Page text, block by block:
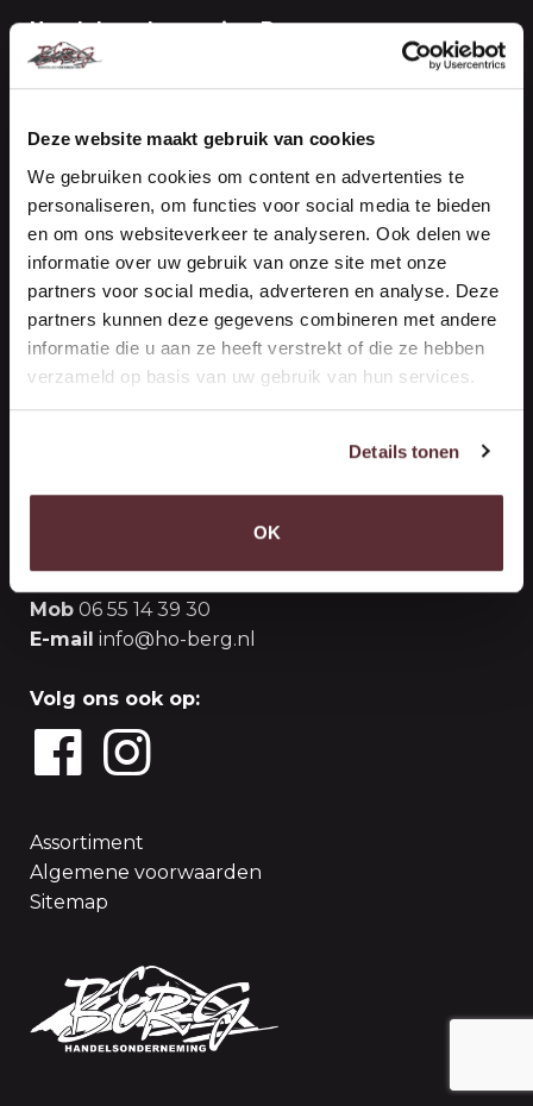
Deze website maakt gebruik van cookies
We gebruiken cookies om content en advertenties te
personaliseren, om functies voor social media te bieden
en om ons websiteverkeer te analyseren. Ook delen we
informatie over uw gebruik van onze site met onze
partners voor social media, adverteren en analyse. Deze
partners kunnen deze gegevens combineren met andere
informatie die u aan ze heeft verstrekt of die ze hebben
verzameld op basis van uw gebruik van hun services.
Details tonen
OK
Handelsonderneming Berg
Vestiging Maasdijk (Kantoor)
2676 CN Maasdijk
NEEM CONTACT OP
Handelsonderneming Berg
Vestiging ‘s-Gravenzande (Opslag)
Woutersweg 10
2691 PR 's-Gravenzande
ROUTEBESCHRIJVING
Tel0174 - 52 85 25
Mob 06 55 14 39 30
E-mail info@ho-berg.nl
Volg ons ook op:
Assortiment
Algemene voorwaarden
Sitemap